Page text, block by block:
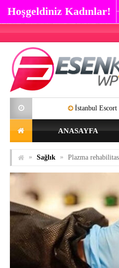
Hoşgeldiniz Kadınlar!
İstanbul Escort ve Bayan Escort
ANASAYFA
» Sağlık » Plazma